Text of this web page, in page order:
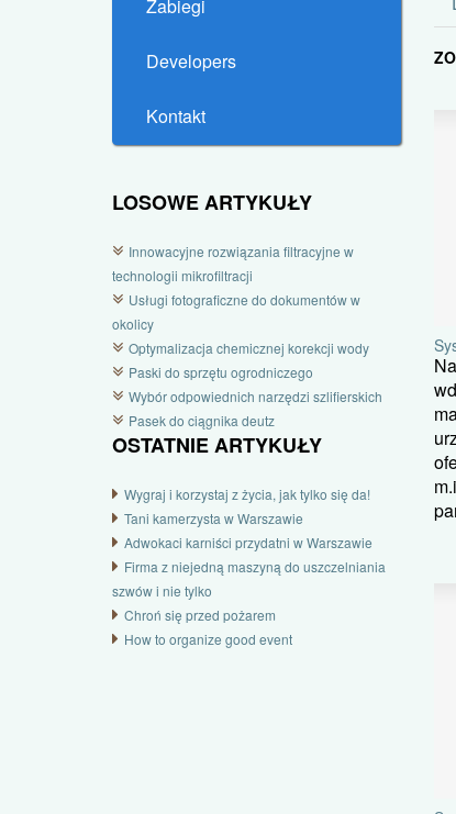
Zabiegi
Developers
Kontakt
LOSOWE ARTYKUŁY
Innowacyjne rozwiązania filtracyjne w
technologii mikrofiltracji
Usługi fotograficzne do dokumentów w
okolicy
Optymalizacja chemicznej korekcji wody
Paski do sprzętu ogrodniczego
Wybór odpowiednich narzędzi szlifierskich
Pasek do ciągnika deutz
OSTATNIE ARTYKUŁY
Wygraj i korzystaj z życia, jak tylko się da!
Tani kamerzysta w Warszawie
Adwokaci karniści przydatni w Warszawie
Firma z niejedną maszyną do uszczelniania
szwów i nie tylko
Chroń się przed pożarem
How to organize good event